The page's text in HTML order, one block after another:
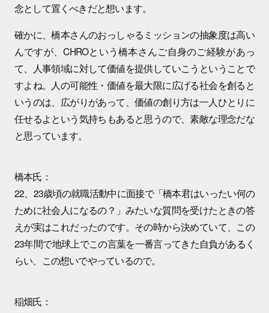
念として置くべきだと想います。
確かに、橋本さんのおっしゃるミッションの抽象度は高い
んですが、CHROという橋本さんご自身のご経験があっ
て、人事領域に対して価値を提供していこうということで
すよね。人の可能性・価値を最大限に広げる社会を創ると
いうのは、広がりがあって、価値の創り方は一人ひとりに
任せるよという気持ちもあると思うので、素敵な理念だな
と思っています。
橋本氏：
22、23歳頃の就職活動中に面接で「橋本君はいったい何の
ために社会人になるの？」みたいな質問を受けたときの答
えが実はこれだったのです。その時から決めていて、この
23年間で地球上でこの言葉を一番言ってきた自負があるく
らい、この想いでやっているので。
稲畑氏：